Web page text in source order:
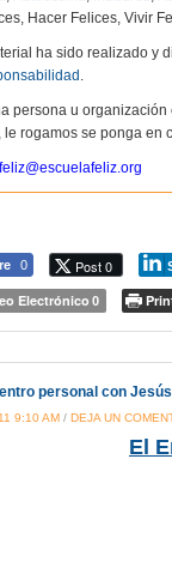
Hacer Felices, Vivir
ha sido realizado y
persona u
le rogamos se ponga en
0 Post 0
Electrónico 0
personal con
9:10 AM / DEJA UN
El